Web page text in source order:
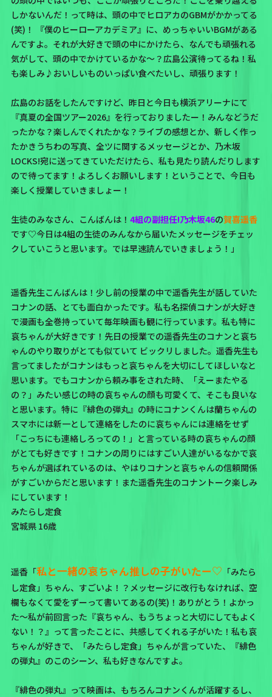
しかないんだ！って時は、頭の中でヒロアカのGBMがかかってる
(笑)！ 『僕のヒーローアカデミア』に、めっちゃいいBGMがある
んですよ。それが大好きで頭の中にかけたら、なんでも頑張れる
気がして、頭の中でかけているかな～？広島公演待ってるね！私
も楽しみ♪おいしいものいっぱい食べたいし、頑張ります！
広島のお話をしたんですけど、昨日と今日も横浜アリーナにて
『真夏の全国ツアー2026』を行っておりましたー！みんなどうだ
ったかな？楽しんでくれたかな？ライブの感想とか、新しく作っ
たかきうちわの写真、全ツに関するメッセージとか、乃木坂
LOCKS!宛に送ってきていただけたら、私も見たり読んだりします
ので待ってます！よろしくお願いします！ということで、今日も
楽しく授業していきましょー！
生徒のみなさん、こんばんは！ 4組の副担任!乃木坂46の賀喜遥香
です♡今日は4組の生徒のみんなから届いたメッセージをチェッ
クしていこうと思います。では早速読んでいきましょう！」
遥香先生こんばんは！少し前の授業の中で遥香先生が話していた
コナンの話、とても面白かったです。私も名探偵コナンが大好き
で漫画も全巻持っていて毎年映画も観に行っています。私も特に
哀ちゃんが大好きです！先日の授業での遥香先生のコナンと哀ち
ゃんのやり取りがとても似ていて ビックリしました。遥香先生も
言ってましたがコナンはもっと哀ちゃんを大切にしてほしいなと
思います。でもコナンから頼み事をされた時、「えーまたやる
の？」みたい感じの時の哀ちゃんの顔も可愛くて、そこも良いな
と思います。特に『緋色の弾丸』の時にコナンくんは蘭ちゃんの
スマホには新一として連絡をしたのに哀ちゃんには連絡をせず
「こっちにも連絡しろっての！」と言っている時の哀ちゃんの顔
がとても好きです！コナンの周りにはすごい人達がいるなかで哀
ちゃんが選ばれているのは、やはりコナンと哀ちゃんの信頼関係
がすごいからだと思います！また遥香先生のコナントーク楽しみ
にしています！
みたらし定食
宮城県 16歳
遥香「私と一緒の哀ちゃん推しの子がいたー♡ 「みたら
し定食」ちゃん、すごいよ！？メッセージに改行もなければ、空
欄もなくて愛をずーって書いてあるの(笑)！ありがとう！よかっ
た～私が前回言った『哀ちゃん、もうちょっと大切にしてもよく
ない！？』って言ったことに、共感してくれる子がいた！私も哀
ちゃんが好きで、「みたらし定食」ちゃんが言っていた、『緋色
の弾丸』のこのシーン、私も好きなんですよ。
『緋色の弾丸』って映画は、もちろんコナンくんが活躍するし、